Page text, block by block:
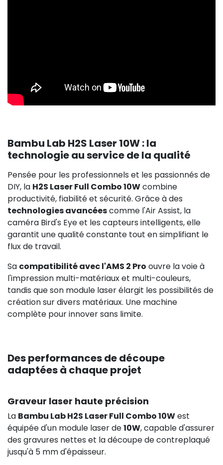
Bambu Lab H2S Laser 10W : la
technologie au service de la qualité
Pensée pour les professionnels et les passionnés de
DIY, la H2S Laser Full Combo 10Wcombine
productivité, fiabilité et sécurité. Grâce à des
technologies avancéescomme l'Air Assist, la
caméra Bird's Eye et les capteurs intelligents, elle
garantit une qualité constante tout en simplifiant le
flux de travail.
Sa compatibilité avec l'AMS 2 Pro ouvre la voie à
l'impression multi-matériaux et multi-couleurs,
tandis que son module laser élargit les possibilités de
création sur divers matériaux. Une machine
complète pour innover sans limite.
Des performances de découpe
adaptées à chaque projet
Graveur laser haute précision
La Bambu Lab H2S Laser Full Combo 10West
équipée d'un module laser de10W, capable d'assurer
des gravures nettes et la découpe de contreplaqué
jusqu'à 5 mm d'épaisseur.